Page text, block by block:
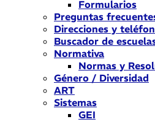
Formularios
Preguntas
Direcciones y
Buscador de
Normativa
Normas y
Género / Diversidad
ART
Sistemas
GEI